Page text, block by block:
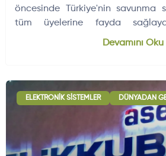
öncesinde Türkiye'nin savunma
tüm üyelerine fayda
transatlantik savunma sanayi…
Devamını Oku
ELEKTRONIK SISTEMLER DÜNYADAN